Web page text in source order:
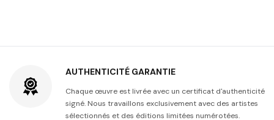
AUTHENTICITÉ GARANTIE
Chaque œuvre est livrée avec un certificat d'authenticité
signé. Nous travaillons exclusivement avec des artistes
sélectionnés et des éditions limitées numérotées.